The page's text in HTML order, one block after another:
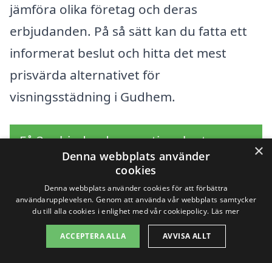
jämföra olika företag och deras
erbjudanden. På så sätt kan du fatta ett
informerat beslut och hitta det mest
prisvärda alternativet för
visningsstädning i Gudhem.
Få 3 erbjudanden, gratis och utan
förpliktelser
Sök efter en
×
Denna webbplats använder
cookies
Denna webbplats använder cookies för att förbättra
användarupplevelsen. Genom att använda vår webbplats samtycker
du till alla cookies i enlighet med vår cookiepolicy. Läs mer
ACCEPTERA ALLA AVVISA ALLT